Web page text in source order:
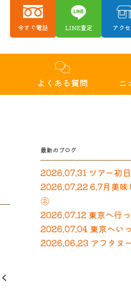
今すぐ電話 LINE査定 アク
よくある質問 ニ
最新のブログ
2026.07.31 ツアー初
2026.07.22 6.7月美味
②
2026.07.12 東京へ行
2026.07.04 東京へい
2026.06.23 アフタヌ